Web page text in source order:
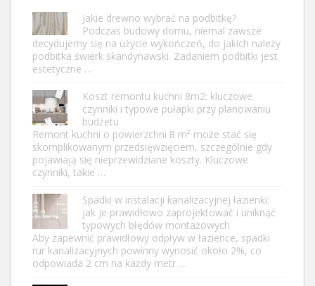
Jakie drewno wybrać na podbitkę?
Podczas budowy domu, niemal zawsze
decydujemy się na użycie wykończeń, do jakich należy
podbitka świerk skandynawski. Zadaniem podbitki jest
estetyczne …
Koszt remontu kuchni 8m2: kluczowe
czynniki i typowe pułapki przy planowaniu
budżetu
Remont kuchni o powierzchni 8 m² może stać się
skomplikowanym przedsięwzięciem, szczególnie gdy
pojawiają się nieprzewidziane koszty. Kluczowe
czynniki, takie …
Spadki w instalacji kanalizacyjnej łazienki:
jak je prawidłowo zaprojektować i uniknąć
typowych błędów montażowych
Aby zapewnić prawidłowy odpływ w łazience, spadki
rur kanalizacyjnych powinny wynosić około 2%, co
odpowiada 2 cm na każdy metr …